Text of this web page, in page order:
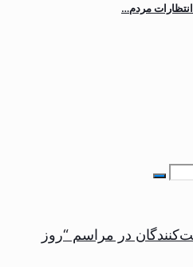
مردم…
در مراسم “روز